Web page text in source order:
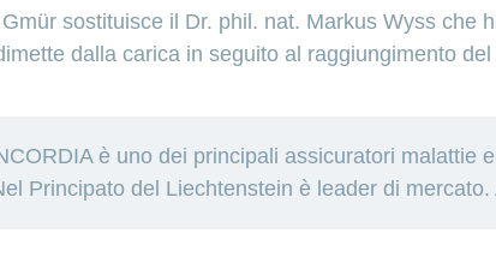
sostituisce il Dr. phil. nat. Markus Wyss che
dalla carica in seguito al raggiungimento
è uno dei principali assicuratori malattie
Principato del Liechtenstein è leader di